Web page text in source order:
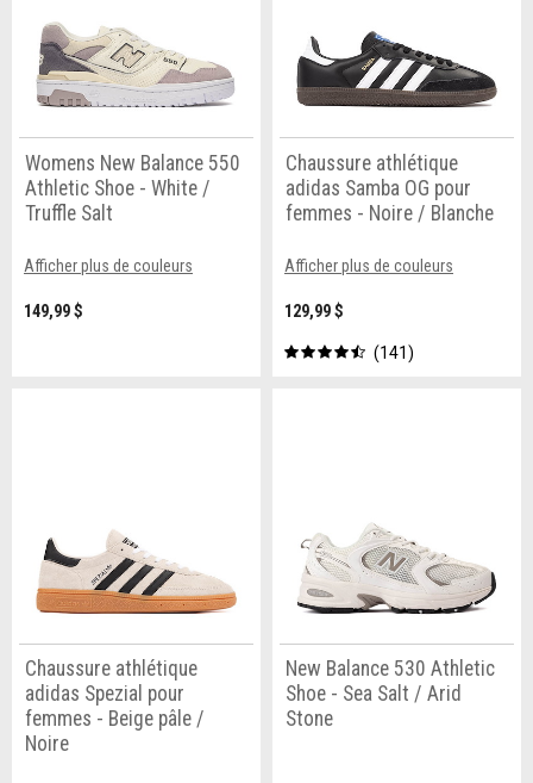
Womens New Balance 550
Athletic Shoe - White /
Truffle Salt
Afficher plus de couleurs
149,99 $
Chaussure athlétique
adidas Samba OG pour
femmes - Noire / Blanche
Afficher plus de couleurs
129,99 $
141
Chaussure athlétique
adidas Spezial pour
femmes - Beige pâle /
Noire
New Balance 530 Athletic
Shoe - Sea Salt / Arid
Stone